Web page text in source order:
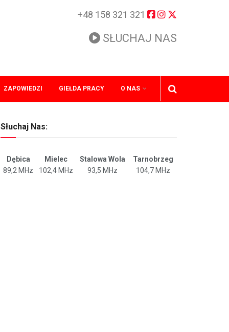
+48 158 321 321
SŁUCHAJ NAS
ZAPOWIEDZI GIEŁDA PRACY O NAS
Słuchaj Nas:
Dębica Mielec Stalowa Wola
Tarnobrzeg
89,2 MHz
102,4 MHz 93,5 MHz 104,7 MHz